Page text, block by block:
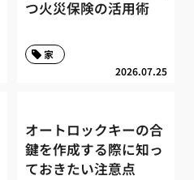
つ火災保険の活用術
2026.07.25
家
オートロックキーの合
鍵を作成する際に知っ
ておきたい注意点